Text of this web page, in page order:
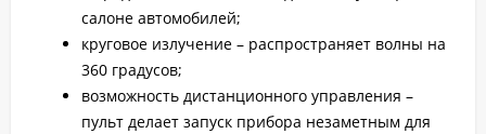
салоне автомобилей;
круговое излучение – распространяет волны на
360 градусов;
возможность дистанционного управления –
пульт делает запуск прибора незаметным для